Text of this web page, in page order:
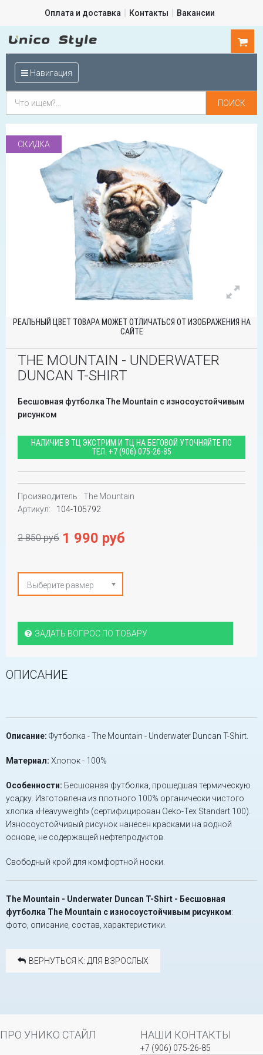
Оплата и доставка Контакты Вакансии
Навигация
СКИДКА
РЕАЛЬНЫЙ ЦВЕТ ТОВАРА МОЖЕТ ОТЛИЧАТЬСЯ ОТ ИЗОБРАЖЕНИЯ НА
САЙТЕ
THE MOUNTAIN - UNDERWATER
DUNCAN T-SHIRT
Бесшовная футболка The Mountain с износоустойчивым
рисунком
НАЛИЧИЕ В ТЦ ЭКСТРИМ И ТЦ НА БЕГОВОЙ УТОЧНЯЙТЕ ПО
ТЕЛ. +7 (906) 075-26-85
Производитель
The Mountain
Артикул:
104-105792
2 850 руб 1 990 руб
Выберите размер
ЗАДАТЬ ВОПРОС ПО ТОВАРУ
ОПИСАНИЕ
Описание: Футболка - The Mountain - Underwater Duncan T-Shirt.
Материал: Хлопок - 100%
Особенности: Бесшовная футболка, прошедшая термическую
усадку. Изготовлена из плотного 100% органически чистого
хлопка «Heavyweight» (сертифицирован Oeko-Tex Standart 100).
Износоустойчивый рисунок нанесен красками на водной
основе, не содержащей нефтепродуктов.
Свободный крой для комфортной носки.
The Mountain - Underwater Duncan T-Shirt - Бесшовная
футболка The Mountain с износоустойчивым рисунком:
фото, описание, состав, характеристики.
ВЕРНУТЬСЯ К: ДЛЯ ВЗРОСЛЫХ
ПРО УНИКО СТАЙЛ НАШИ КОНТАКТЫ
+7 (906) 075-26-85